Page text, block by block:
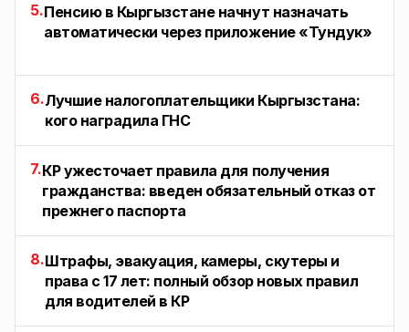
5.Пенсию в Кыргызстане начнут назначать
автоматически через приложение «Тундук»
6.Лучшие налогоплательщики Кыргызстана:
кого наградила ГНС
7.КР ужесточает правила для получения
гражданства: введен обязательный отказ от
прежнего паспорта
8.Штрафы, эвакуация, камеры, скутеры и
права с 17 лет: полный обзор новых правил
для водителей в КР